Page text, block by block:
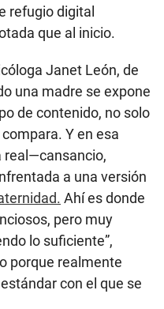
refugio digital
que al inicio.
Janet León, de
una madre se expone
de contenido, no solo
Y en esa
real—cansancio,
a una versión
Ahí es donde
pero muy
lo suficiente”,
porque realmente
con el que se